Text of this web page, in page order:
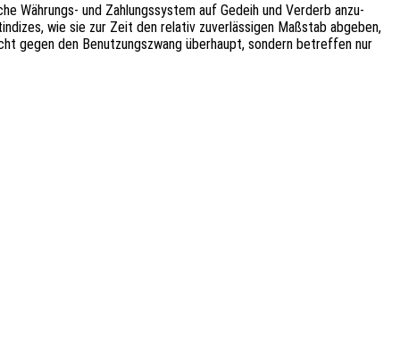
Währungs- und Zahlungs­sys­tem auf Gedeih und Verderb anzu­
wie sie zur Zeit den rela­tiv zuver­läs­si­gen Maßstab abge­ben,
gegen den Benut­zungs­zwang über­haupt, sondern betref­fen nur